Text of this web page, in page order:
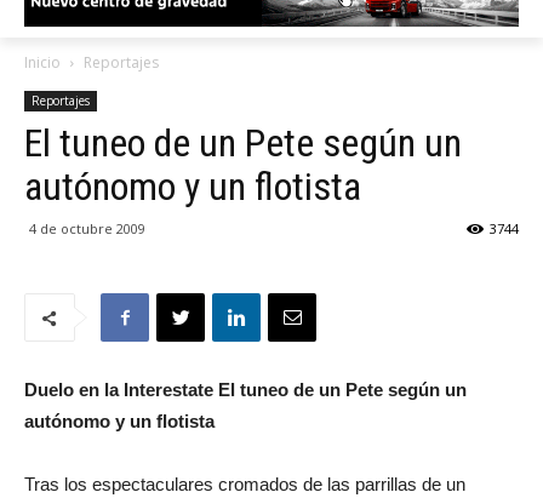
Inicio Reportajes
Reportajes
El tuneo de un Pete según un
autónomo y un flotista
4 de octubre 2009 3744
Duelo en la Interestate El tuneo de un Pete según un
autónomo y un flotista
Tras los espectaculares cromados de las parrillas de un